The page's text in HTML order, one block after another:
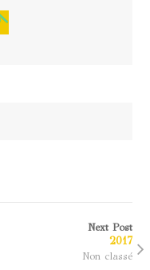
Next Post
2017
Non classé